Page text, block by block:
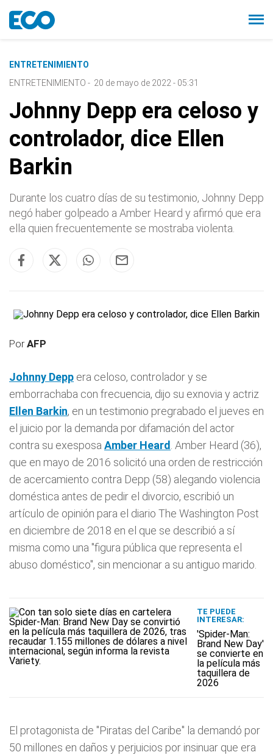
ENTRETENIMIENTO
ENTRETENIMIENTO - 20 de mayo de 2022 - 05:31
Johnny Depp era celoso y
controlador, dice Ellen
Barkin
Durante los cuatro días de su testimonio, Johnny Depp
negó haber golpeado a Amber Heard y afirmó que era
ella quien frecuentemente se mostraba violenta.
PorAFP
Johnny Depp era celoso, controlador y se
emborrachaba con frecuencia, dijo su exnovia y actriz
Ellen Barkin, en un testimonio pregrabado el jueves en
el juicio por la demanda por difamación del actor
contra su exesposa Amber Heard . Amber Heard (36),
que en mayo de 2016 solicitó una orden de restricción
de acercamiento contra Depp (58) alegando violencia
doméstica antes de pedir el divorcio, escribió un
artículo de opinión para el diario The Washington Post
en diciembre de 2018 en el que se describió a sí
misma como una "figura pública que representa el
abuso doméstico", sin mencionar a su antiguo marido.
TE PUEDE
INTERESAR:
'Spider-Man:
Brand New Day'
se convierte en
la película más
taquillera de
2026
El protagonista de "Piratas del Caribe" la demandó por
50 millones en daños y perjuicios por insinuar que era